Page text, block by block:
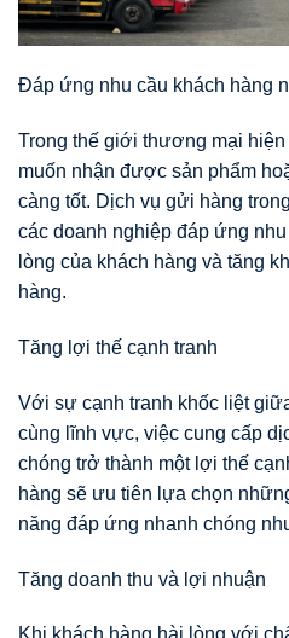
Đáp ứng nhu cầu khách hàng
Trong thế giới thương mại
muốn nhận được sản phẩm
càng tốt. Dịch vụ gửi hàng
các doanh nghiệp đáp ứng
lòng của khách hàng và tăng
hàng.
Tăng lợi thế cạnh tranh
Với sự cạnh tranh khốc liệt
cùng lĩnh vực, việc cung cấp
chóng trở thành một lợi thế
hàng sẽ ưu tiên lựa chọn
năng đáp ứng nhanh chóng
Tăng doanh thu và lợi nhuận